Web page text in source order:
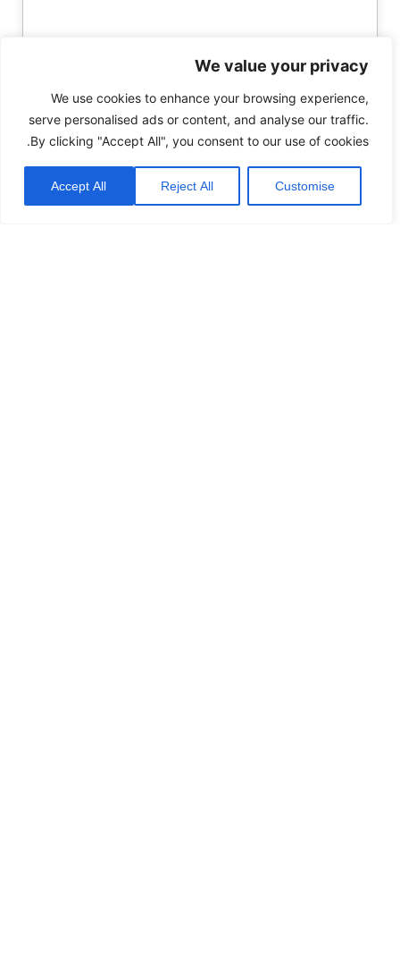
We value your privacy
We use cookies to enhance your browsing experience,
serve personalised ads or content, and analyse our traffic.
By clicking "Accept All", you consent to our use of cookies.
Customise
Reject All
Accept All